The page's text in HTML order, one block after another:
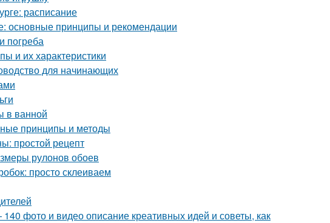
расписание
основные принципы и рекомендации
погреба
и их характеристики
для начинающих
в ванной
принципы и методы
простой рецепт
рулонов обоев
просто склеиваем
фото и видео описание креативных идей и советы, как